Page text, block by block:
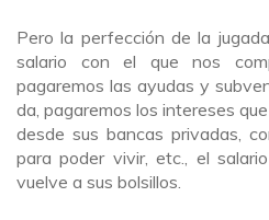
Pero la perfección de la
salario con el que nos
pagaremos las ayudas y
da, pagaremos los intereses
desde sus bancas privadas,
para poder vivir, etc., el
vuelve a sus bolsillos.